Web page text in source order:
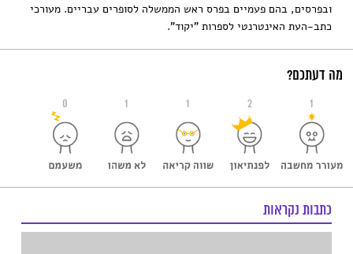
ובפרסים, בהם פעמיים בפרס ראש הממשלה לסופרים עבריים. מעורכי
כתב-העת האינטרנטי לספרות "יקוד".
מה דעתכם?
0 1 1 2 1
כתבות נקראות